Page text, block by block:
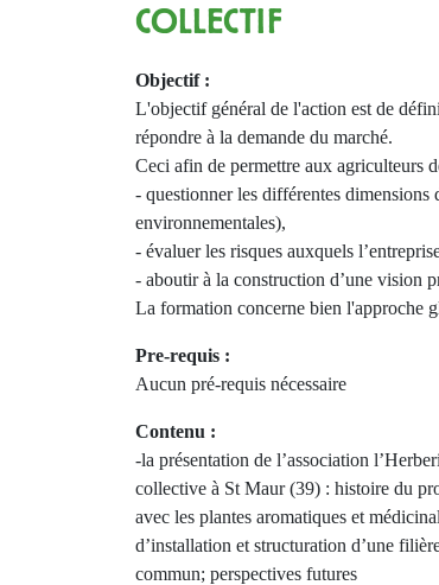
COLLECTIF
Objectif :
L'objectif général de l'action est de
répondre à la demande du marché.
Ceci afin de permettre aux agriculteurs
- questionner les différentes dimensions
environnementales),
- évaluer les risques auxquels
- aboutir à la construction d’une vision
La formation concerne bien l'approche
Pre-requis :
Aucun pré-requis nécessaire
Contenu :
-la présentation de l’association
collective à St Maur (39) : histoire du
avec les plantes aromatiques et
d’installation et structuration d’une
commun; perspectives futures